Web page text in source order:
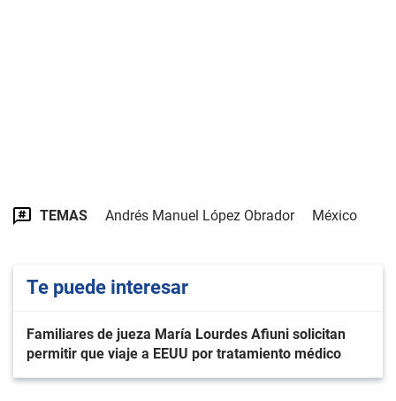
TEMAS Andrés Manuel López Obrador México
Te puede interesar
Familiares de jueza María Lourdes Afiuni solicitan
permitir que viaje a EEUU por tratamiento médico